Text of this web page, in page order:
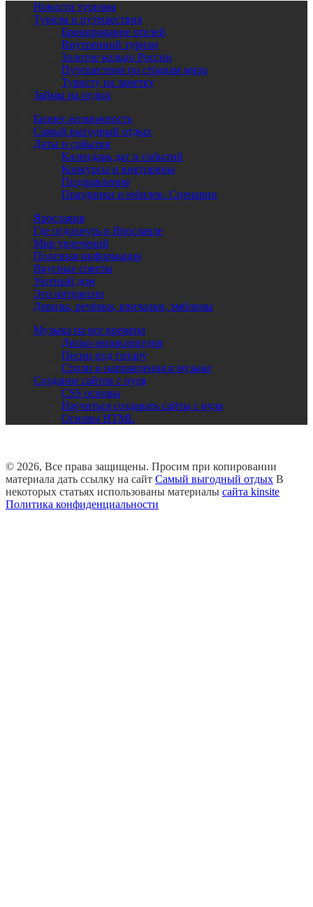
Новости туризма
Туризм и путешествия
Бронирование отелей
Внутренний туризм
Золотое кольцо России
Путешествия по странам мира
Туристу на заметку
Займы на отдых
Бизнес-возможность
Самый выгодный отдых
Даты и события
Календарь дат и событий
Конкурсы и викторины
Поздравления
Праздники и юбилеи. Сценарии
Ярославия
Где отдохнуть в Ярославле
Мир увлечений
Полезная информация
Вкусные советы
Уютный дом
Это интересно
Девизы, речёвки, кричалки, эмблемы
Музыка на все времена
Диско-энциклопедия
Песни под гитару
Стили и направления в музыке
Создание сайтов с нуля
CSS основы
Научиться создавать сайты с нуля
Основы HTML
© 2026, Все права защищены. Просим при копировании
материала дать ссылку на сайт Самый выгодный отдых В
некоторых статьях использованы материалы сайта kinsite
Политика конфиденциальности